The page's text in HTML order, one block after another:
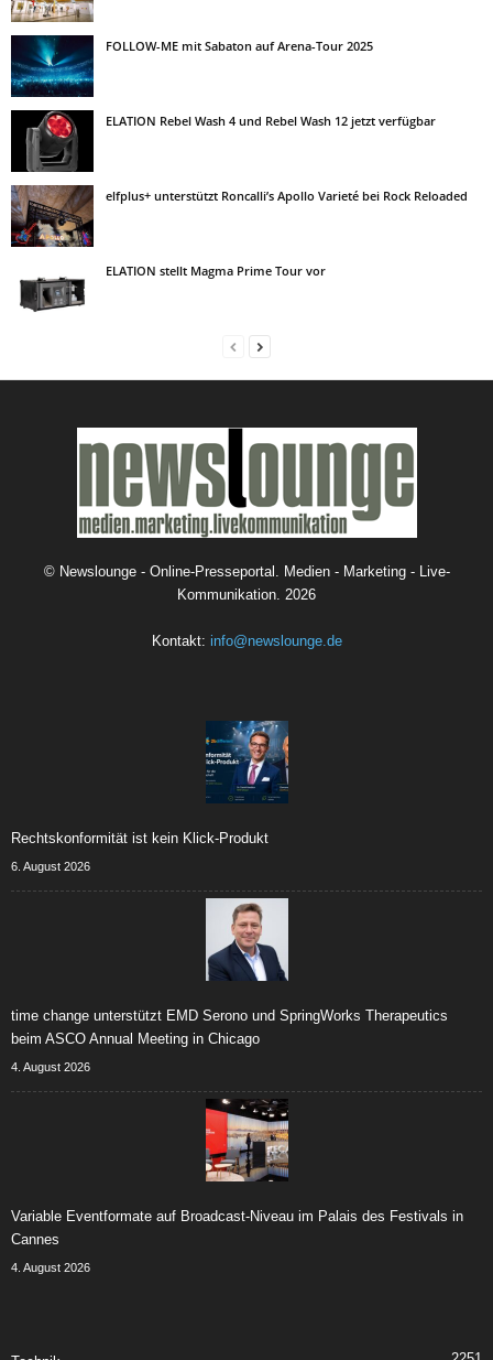
FOLLOW-ME mit Sabaton auf Arena-Tour 2025
ELATION Rebel Wash 4 und Rebel Wash 12 jetzt verfügbar
elfplus+ unterstützt Roncalli’s Apollo Varieté bei Rock Reloaded
ELATION stellt Magma Prime Tour vor
© Newslounge - Online-Presseportal. Medien - Marketing - Live-
Kommunikation. 2026
Kontakt: info@newslounge.de
Rechtskonformität ist kein Klick-Produkt
6. August 2026
time change unterstützt EMD Serono und SpringWorks Therapeutics
beim ASCO Annual Meeting in Chicago
4. August 2026
Variable Eventformate auf Broadcast-Niveau im Palais des Festivals in
Cannes
4. August 2026